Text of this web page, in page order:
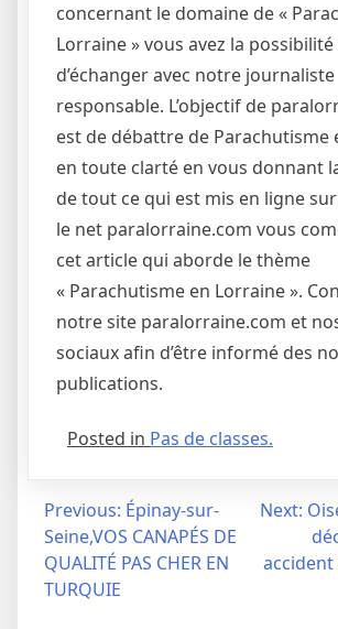
concernant le domaine de «
Lorraine » vous avez la possibilité
d’échanger avec notre journaliste
responsable. L’objectif de
est de débattre de Parachutisme
en toute clarté en vous donnant
de tout ce qui est mis en ligne
le net paralorraine.com vous
cet article qui aborde le thème
« Parachutisme en Lorraine ».
notre site paralorraine.com et
sociaux afin d’être informé des
publications.
Posted in Pas de classes.
Navigation
l’article
Previous: Épinay-sur-
Seine,VOS CANAPÉS DE
QUALITÉ PAS CHER EN
TURQUIE
Next: